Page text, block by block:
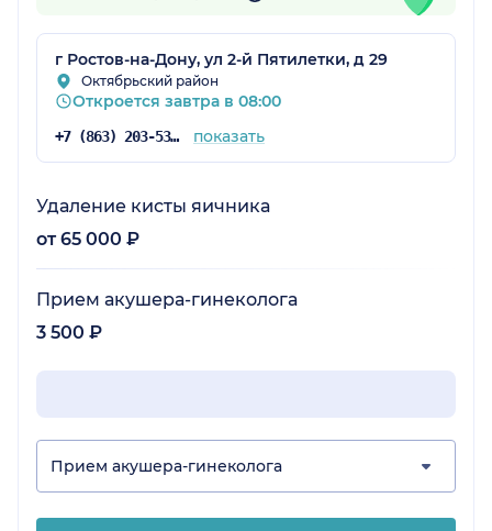
г Ростов-на-Дону, ул 2-й Пятилетки, д 29
Октябрьский район
Откроется завтра в 08:00
+7 (863) 203-53-56 показать
Удаление кисты яичника
от 65 000 ₽
Прием акушера-гинеколога
3 500 ₽
Прием акушера-гинеколога